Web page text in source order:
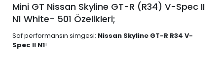
Mini GT Nissan Skyline GT-R (R34) V-Spec II
N1 White- 501 Özelikleri;
Saf performansın simgesi: Nissan Skyline GT-R R34 V-
Spec II N1!